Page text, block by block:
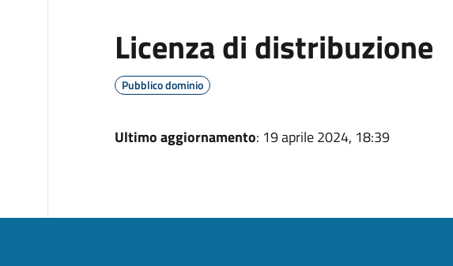
Licenza di distribuzione
Pubblico dominio
Ultimo aggiornamento: 19 aprile 2024, 18:39